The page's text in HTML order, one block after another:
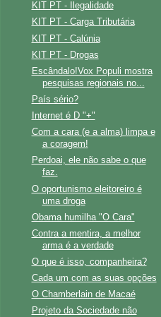
KIT PT - Ilegalidade
KIT PT - Carga Tributária
KIT PT - Calúnia
KIT PT - Drogas
Escândalo!Vox Populi mostra
pesquisas regionais no...
País sério?
Internet é D "+"
Com a cara (e a alma) limpa e
a coragem!
Perdoai, ele não sabe o que
faz.
O oportunismo eleitoreiro é
uma droga
Obama humilha "O Cara"
Contra a mentira, a melhor
arma é a verdade
O que é isso, companheira?
Cada um com as suas opções
O Chamberlain de Macaé
Projeto da Sociedade não